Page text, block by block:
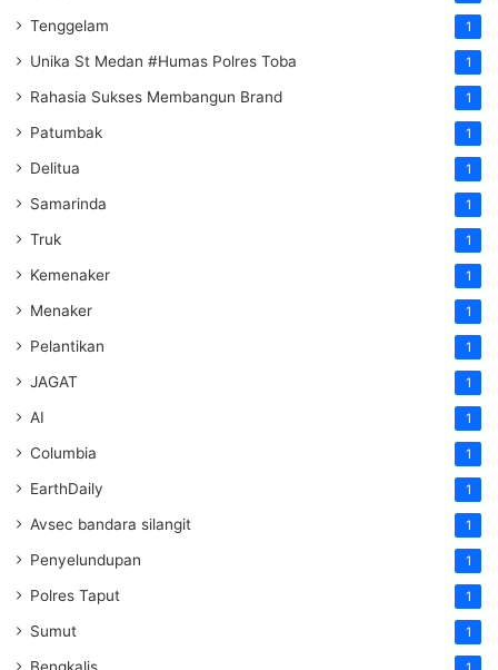
Tenggelam 1
Unika St Medan #Humas Polres Toba 1
Rahasia Sukses Membangun Brand 1
Patumbak 1
Delitua 1
Samarinda 1
Truk 1
Kemenaker 1
Menaker 1
Pelantikan 1
JAGAT 1
AI 1
Columbia 1
EarthDaily 1
Avsec bandara silangit 1
Penyelundupan 1
Polres Taput 1
Sumut 1
Bengkalis